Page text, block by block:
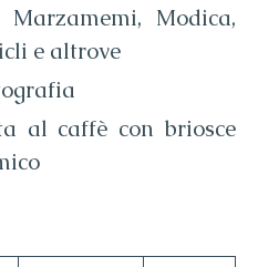
Marzamemi, Modica,
e altrove
al caffè con briosce